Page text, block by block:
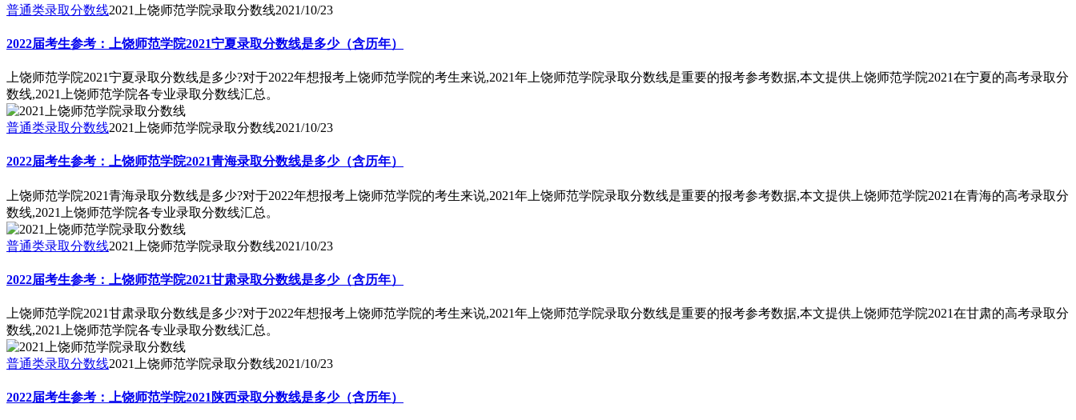
普通类录取分数线2021上饶师范学院录取分数线2021/10/23
2022届考生参考：上饶师范学院2021宁夏录取分数线是多少（含历年）
上饶师范学院2021宁夏录取分数线是多少?对于2022年想报考上饶师范学院的考生来说,2021年上饶师范学院录取分数线是重要的报考参考数据,本文提供上饶师范学院2021在宁夏的高考录取分
数线,2021上饶师范学院各专业录取分数线汇总。
普通类录取分数线2021上饶师范学院录取分数线2021/10/23
2022届考生参考：上饶师范学院2021青海录取分数线是多少（含历年）
上饶师范学院2021青海录取分数线是多少?对于2022年想报考上饶师范学院的考生来说,2021年上饶师范学院录取分数线是重要的报考参考数据,本文提供上饶师范学院2021在青海的高考录取分
数线,2021上饶师范学院各专业录取分数线汇总。
普通类录取分数线2021上饶师范学院录取分数线2021/10/23
2022届考生参考：上饶师范学院2021甘肃录取分数线是多少（含历年）
上饶师范学院2021甘肃录取分数线是多少?对于2022年想报考上饶师范学院的考生来说,2021年上饶师范学院录取分数线是重要的报考参考数据,本文提供上饶师范学院2021在甘肃的高考录取分
数线,2021上饶师范学院各专业录取分数线汇总。
普通类录取分数线2021上饶师范学院录取分数线2021/10/23
2022届考生参考：上饶师范学院2021陕西录取分数线是多少（含历年）